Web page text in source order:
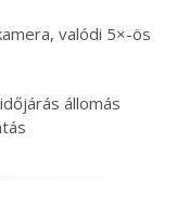
valódi 5×-ös
állomás